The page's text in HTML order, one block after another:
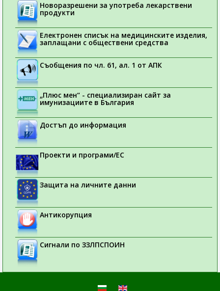
Новоразрешени за употреба лекарствени
продукти
Електронен списък на медицинските изделия,
заплащани с обществени средства
Съобщения по чл. 61, ал. 1 от АПК
„Плюс мен“ - специализиран сайт за
имунизациите в България
Достъп до информация
Проекти и програми/ЕС
Защита на личните данни
Антикорупция
Сигнали по ЗЗЛПСПОИН